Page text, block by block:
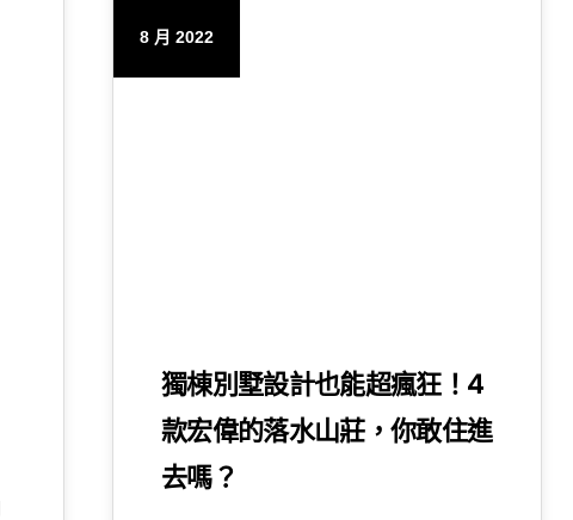
8 月 2022
獨棟別墅設計也能超瘋狂！4
款宏偉的落水山莊，你敢住進
去嗎？